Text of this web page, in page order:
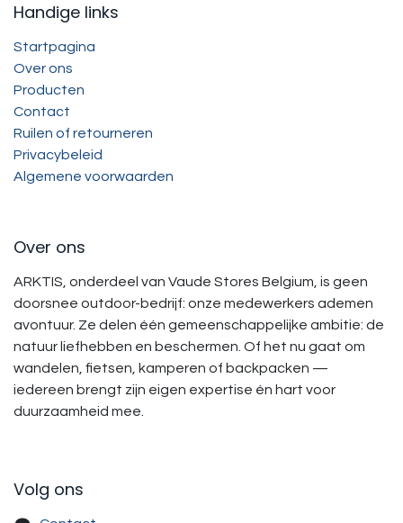
Handige links
Startpagina
Over ons
Producten
Contact
Ruilen of retourneren
Privacybeleid
Algemene voorwaarden
Over ons
ARKTIS, onderdeel van Vaude Stores Belgium, is geen
doorsnee outdoor-bedrijf: onze medewerkers ademen
avontuur. Ze delen één gemeenschappelijke ambitie: de
natuur liefhebben en beschermen. Of het nu gaat om
wandelen, fietsen, kamperen of backpacken —
iedereen brengt zijn eigen expertise én hart voor
duurzaamheid mee.
Volg ons